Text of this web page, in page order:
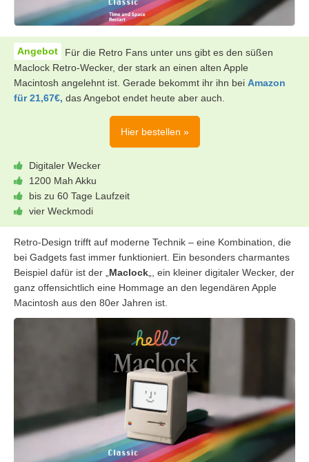
Für die Retro Fans unter uns gibt es den süßen
Maclock Retro-Wecker, der stark an einen alten Apple
Macintosh angelehnt ist. Gerade bekommt ihr ihn bei Amazon
für 21,67€, das Angebot endet heute aber auch.
Hier bestellen »
Digitaler Wecker
1200 Mah Akku
bis zu 60 Tage Laufzeit
vier Weckmodi
Retro-Design trifft auf moderne Technik – eine Kombination, die
bei Gadgets fast immer funktioniert. Ein besonders charmantes
Beispiel dafür ist der „Maclock„, ein kleiner digitaler Wecker, der
ganz offensichtlich eine Hommage an den legendären Apple
Macintosh aus den 80er Jahren ist.